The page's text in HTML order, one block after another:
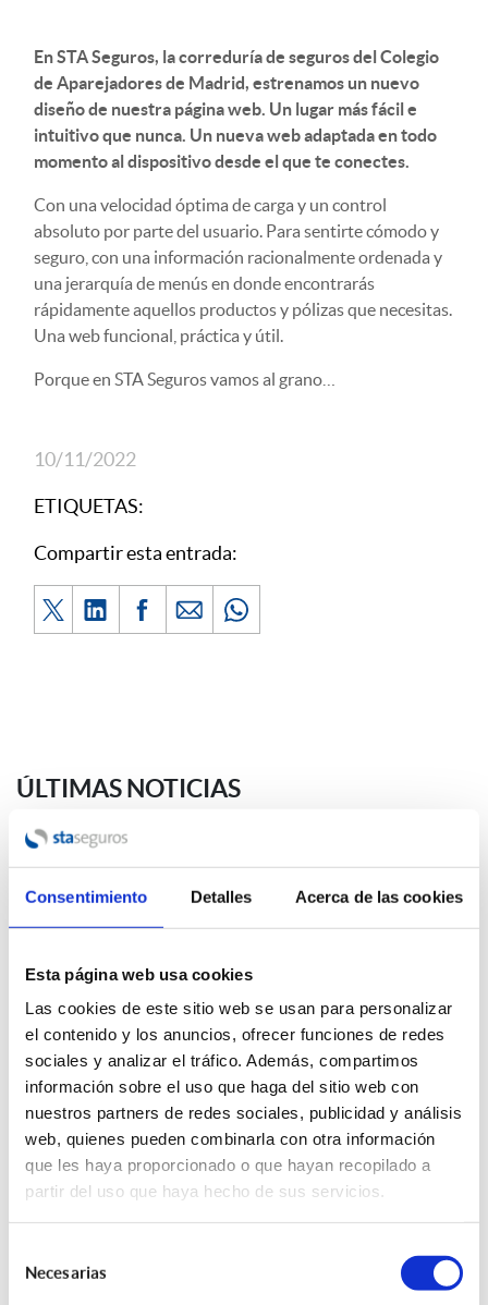
Consentimiento Detalles Acerca de las cookies
Esta página web usa cookies
Las cookies de este sitio web se usan para personalizar
el contenido y los anuncios, ofrecer funciones de redes
sociales y analizar el tráfico. Además, compartimos
información sobre el uso que haga del sitio web con
nuestros partners de redes sociales, publicidad y análisis
web, quienes pueden combinarla con otra información
que les haya proporcionado o que hayan recopilado a
partir del uso que haya hecho de sus servicios.
Necesarias
En STA Seguros, la correduría de seguros del Colegio
de Aparejadores de Madrid, estrenamos un nuevo
diseño de nuestra página web. Un lugar más fácil e
intuitivo que nunca. Un nueva web adaptada en todo
momento al dispositivo desde el que te conectes.
Con una velocidad óptima de carga y un control
absoluto por parte del usuario. Para sentirte cómodo y
seguro, con una información racionalmente ordenada y
una jerarquía de menús en donde encontrarás
rápidamente aquellos productos y pólizas que necesitas.
Una web funcional, práctica y útil.
Porque en STA Seguros vamos al grano…
10/11/2022
ETIQUETAS:
Compartir esta entrada:
ÚLTIMAS NOTICIAS
Incendios Forestales: Cómo Actuar con el
Seguro ante Daños en Viviendas, Negocios o
Explotaciones
03/08/2026 - 06:00:00
STA y LISA, pioneros en la creación del Seguro
para la Mejora de la Eficiencia Energética
27/07/2026 - 06:00:00
Seguro de Responsabilidad Civil Profesional
de la Arquitectura Técnica en la
Administración Pública
26/05/2025 - 06:00:00
09/05/2025 - 06:00:00